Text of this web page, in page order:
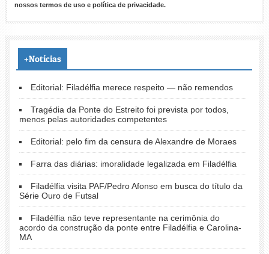
nossos termos de usoe política de privacidade.
+Notícias
Editorial: Filadélfia merece respeito — não remendos
Tragédia da Ponte do Estreito foi prevista por todos,
menos pelas autoridades competentes
Editorial: pelo fim da censura de Alexandre de Moraes
Farra das diárias: imoralidade legalizada em Filadélfia
Filadélfia visita PAF/Pedro Afonso em busca do título da
Série Ouro de Futsal
Filadélfia não teve representante na cerimônia do
acordo da construção da ponte entre Filadélfia e Carolina-
MA